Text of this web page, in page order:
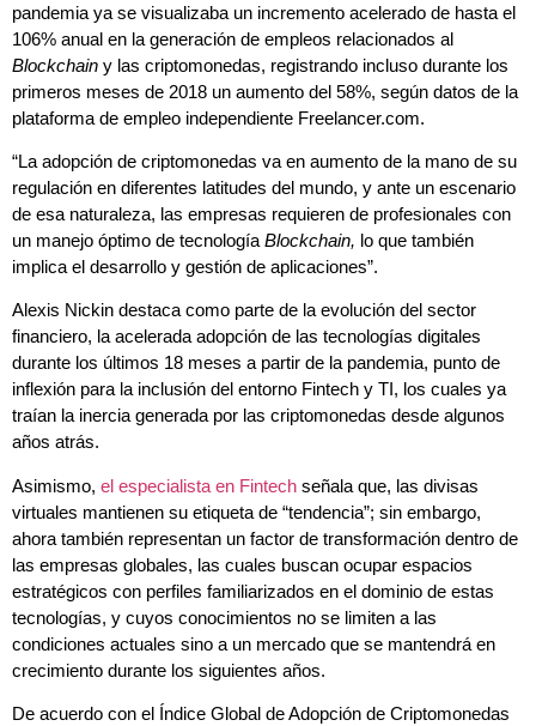
pandemia ya se visualizaba un incremento acelerado de hasta el
106% anual en la generación de empleos relacionados al
Blockchain y las criptomonedas, registrando incluso durante los
primeros meses de 2018 un aumento del 58%, según datos de la
plataforma de empleo independiente Freelancer.com.
“La adopción de criptomonedas va en aumento de la mano de su
regulación en diferentes latitudes del mundo, y ante un escenario
de esa naturaleza, las empresas requieren de profesionales con
un manejo óptimo de tecnología Blockchain, lo que también
implica el desarrollo y gestión de aplicaciones”.
Alexis Nickin destaca como parte de la evolución del sector
financiero, la acelerada adopción de las tecnologías digitales
durante los últimos 18 meses a partir de la pandemia, punto de
inflexión para la inclusión del entorno Fintech y TI, los cuales ya
traían la inercia generada por las criptomonedas desde algunos
años atrás.
Asimismo, el especialista en Fintech señala que, las divisas
virtuales mantienen su etiqueta de “tendencia”; sin embargo,
ahora también representan un factor de transformación dentro de
las empresas globales, las cuales buscan ocupar espacios
estratégicos con perfiles familiarizados en el dominio de estas
tecnologías, y cuyos conocimientos no se limiten a las
condiciones actuales sino a un mercado que se mantendrá en
crecimiento durante los siguientes años.
De acuerdo con el Índice Global de Adopción de Criptomonedas